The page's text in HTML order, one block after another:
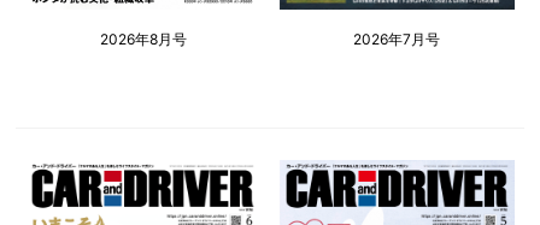
2026年8月号 2026年7月号